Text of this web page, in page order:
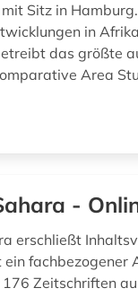
Sitz in
in
das größte
Area
-
erschließt
fachbezogener
Zeitschriften